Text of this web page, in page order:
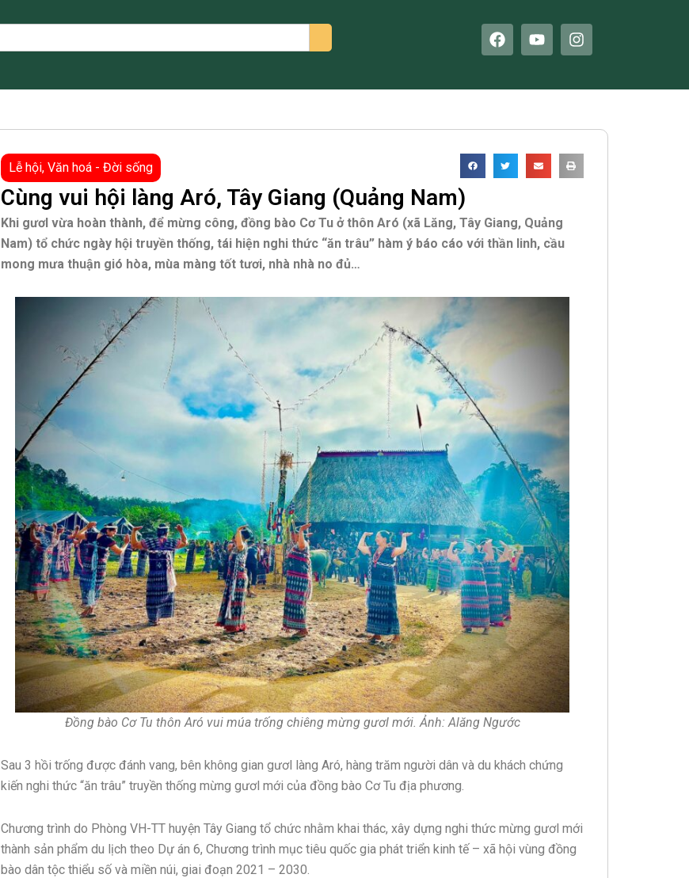
F
a
b
o
Y
o
u
e
I
n
a
r
m
Lễ hội, Văn hoá - Đời sống
Cùng vui hội làng Aró, Tây Giang (Quảng Nam)
Khi gươl vừa hoàn thành, để mừng công, đồng bào Cơ Tu ở thôn Aró (xã Lăng, Tây Giang, Quảng
Nam) tổ chức ngày hội truyền thống, tái hiện nghi thức “ăn trâu” hàm ý báo cáo với thần linh, cầu
mong mưa thuận gió hòa, mùa màng tốt tươi, nhà nhà no đủ…
Đồng bào Cơ Tu thôn Aró vui múa trống chiêng mừng gươl mới. Ảnh: Alăng Ngước
Sau 3 hồi trống được đánh vang, bên không gian gươl làng Aró, hàng trăm người dân và du khách chứng
kiến nghi thức “ăn trâu” truyền thống mừng gươl mới của đồng bào Cơ Tu địa phương.
Chương trình do Phòng VH-TT huyện Tây Giang tổ chức nhằm khai thác, xây dựng nghi thức mừng gươl mới
thành sản phẩm du lịch theo Dự án 6, Chương trình mục tiêu quốc gia phát triển kinh tế – xã hội vùng đồng
bào dân tộc thiểu số và miền núi, giai đoạn 2021 – 2030.